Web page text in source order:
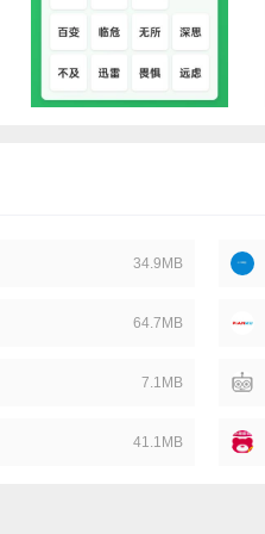
34.9MB
64.7MB
7.1MB
41.1MB